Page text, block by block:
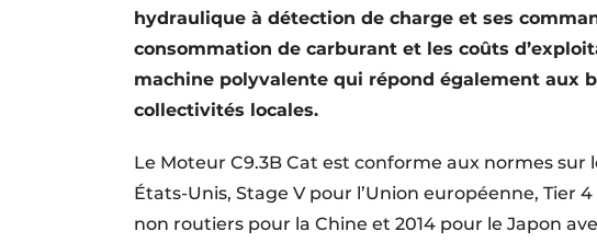
hydraulique à détection de charge et ses
consommation de carburant et les coûts
machine polyvalente qui répond également aux
collectivités locales.
Le Moteur C9.3B Cat est conforme aux normes sur
États-Unis, Stage V pour l’Union européenne, Tier
non routiers pour la Chine et 2014 pour le Japon